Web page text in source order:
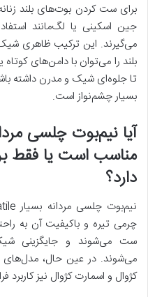
برای ست کردن بوت‌های بلند
جین اسکینی یا لگ‌مانند
می‌گیرند. این ترکیب ظاهری
بلند را می‌توان با دامن‌های
تا جلوه‌ای شیک و مدرن داشته
بسیار چشم‌نواز است.
آیا نیم‌بوت چلسی
مناسب است یا فقط
دارد؟
چرمی تیره و باکیفیت آن به
ست می‌شوند و جایگزینی
می‌شوند. در عین حال، مدل‌های
کژوال و اسمارت کژوال نیز کاربرد